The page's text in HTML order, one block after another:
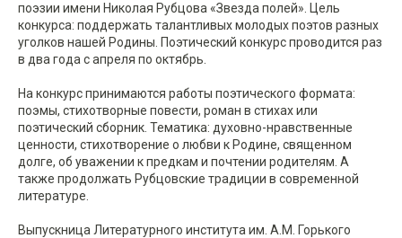
поэзии имени Николая Рубцова «Звезда полей». Цель
конкурса: поддержать талантливых молодых поэтов разных
уголков нашей Родины. Поэтический конкурс проводится раз
в два года с апреля по октябрь.
На конкурс принимаются работы поэтического формата:
поэмы, стихотворные повести, роман в стихах или
поэтический сборник. Тематика: духовно-нравственные
ценности, стихотворение о любви к Родине, священном
долге, об уважении к предкам и почтении родителям. А
также продолжать Рубцовские традиции в современной
литературе.
Выпускница Литературного института им. А.М. Горького